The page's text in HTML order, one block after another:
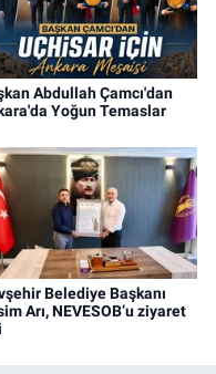
Abdullah Çamcı'dan
Yoğun Temaslar
Belediye Başkanı
Arı, NEVESOB’u ziyaret